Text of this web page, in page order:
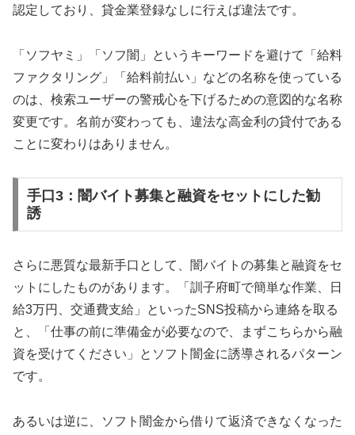
認定しており、貸金業登録なしに行えば違法です。
「ソフヤミ」「ソフ闇」というキーワードを避けて「給料
ファクタリング」「給料前払い」などの名称を使っている
のは、検索ユーザーの警戒心を下げるための意図的な名称
変更です。名前が変わっても、違法な高金利の貸付である
ことに変わりはありません。
手口3：闇バイト募集と融資をセットにした勧
誘
さらに悪質な最新手口として、闇バイトの募集と融資をセ
ットにしたものがあります。「訓子府町で簡単な作業、日
給3万円、交通費支給」といったSNS投稿から連絡を取る
と、「仕事の前に準備金が必要なので、まずこちらから融
資を受けてください」とソフト闇金に誘導されるパターン
です。
あるいは逆に、ソフト闇金から借りて返済できなくなった